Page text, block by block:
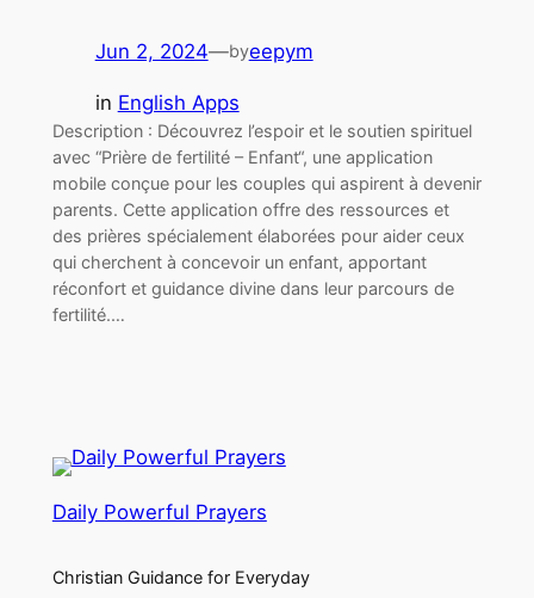
Jun 2, 2024—byeepym
in English Apps
Description : Découvrez l’espoir et le soutien spirituel
avec “Prière de fertilité – Enfant“, une application
mobile conçue pour les couples qui aspirent à devenir
parents. Cette application offre des ressources et
des prières spécialement élaborées pour aider ceux
qui cherchent à concevoir un enfant, apportant
réconfort et guidance divine dans leur parcours de
fertilité.…
Daily Powerful Prayers
Christian Guidance for Everyday